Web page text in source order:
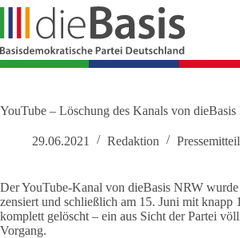
Zum
springen
YouTube – Löschung des Kanals von
29.06.2021 Redaktion
Der YouTube-Kanal von dieBasis NRW wurde
zensiert und schließlich am 15. Juni mit knapp
komplett gelöscht – ein aus Sicht der Partei
Vorgang.